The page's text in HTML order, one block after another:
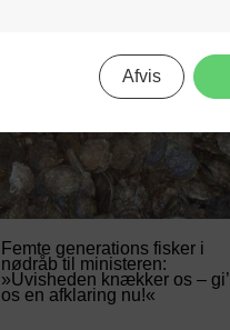
Femte generations fisker i
nødråb til ministeren:
»Uvisheden knækker os – gi’
os en afklaring nu!«